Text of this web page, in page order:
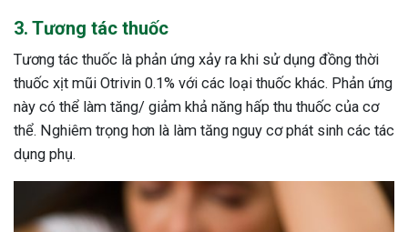
3. Tương tác thuốc
Tương tác thuốc là phản ứng xảy ra khi sử dụng đồng thời
thuốc xịt mũi Otrivin 0.1% với các loại thuốc khác. Phản ứng
này có thể làm tăng/ giảm khả năng hấp thu thuốc của cơ
thể. Nghiêm trọng hơn là làm tăng nguy cơ phát sinh các tác
dụng phụ.